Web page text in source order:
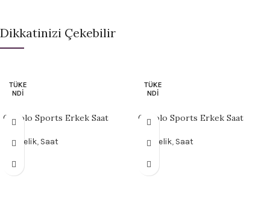
Dikkatinizi Çekebilir
TÜKE
NDI
G-Polo Sports Erkek Saat
Hediyelik, Saat
TÜKE
NDI
G-Polo Sports Erkek Saat
Hediyelik, Saat